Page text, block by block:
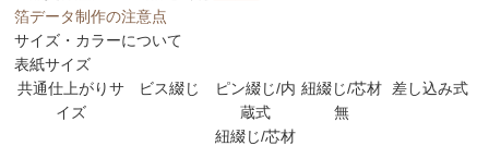
箔データ制作の注意点
サイズ・カラーについて
表紙サイズ
共通仕上がりサ
イズ
ビス綴じ
ピン綴じ/内
蔵式
紐綴じ/芯材
紐綴じ/芯材
無
差し込み式